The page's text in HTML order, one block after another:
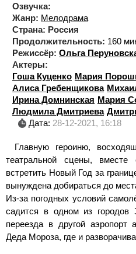
Озвучка:
Жанр: Мелодрама
Страна: Россия
Продолжительность: 160
Режиссёр: Ольга
Актеры:
Гоша Куценко Мария
Алиса Гребенщикова
Ирина Домнинская Мария
Людмила Дмитриева
Дата: 28-12-2021, 16:18
Главную героиню,
театральной сцены,
встретить Новый Год за
вынуждена добираться до
Из-за погодных условий
садится в одном из
переезда в другой аэропорт
Деда Мороза, где и